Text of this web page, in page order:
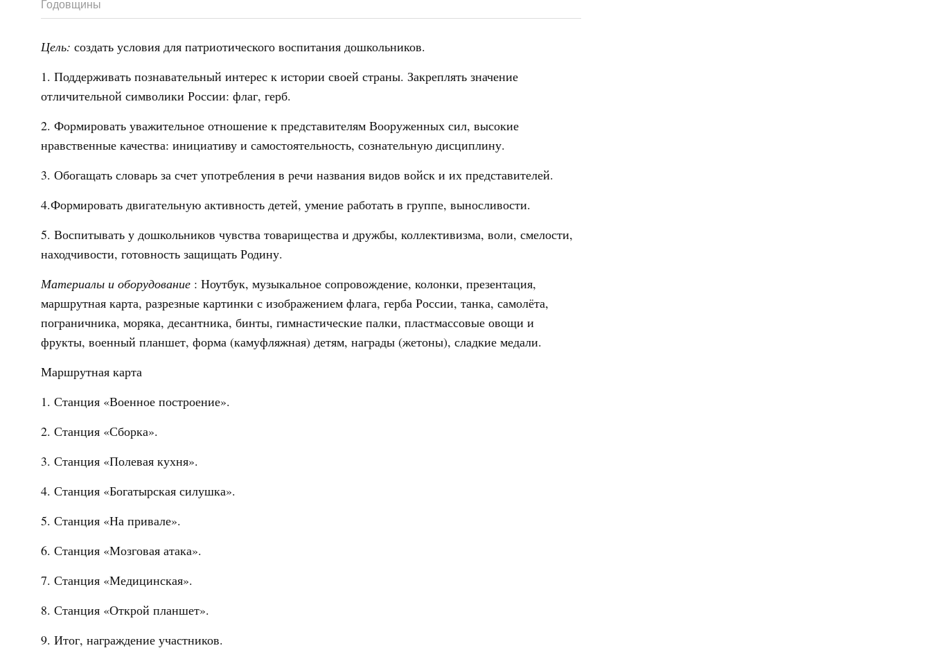
Годовщины
Цель: создать условия для патриотического воспитания дошкольников.
1. Поддерживать познавательный интерес к истории своей страны. Закреплять значение
отличительной символики России: флаг, герб.
2. Формировать уважительное отношение к представителям Вооруженных сил, высокие
нравственные качества: инициативу и самостоятельность, сознательную дисциплину.
3. Обогащать словарь за счет употребления в речи названия видов войск и их представителей.
4.Формировать двигательную активность детей, умение работать в группе, выносливости.
5. Воспитывать у дошкольников чувства товарищества и дружбы, коллективизма, воли, смелости,
находчивости, готовность защищать Родину.
Материалы и оборудование : Ноутбук, музыкальное сопровождение, колонки, презентация,
маршрутная карта, разрезные картинки с изображением флага, герба России, танка, самолёта,
пограничника, моряка, десантника, бинты, гимнастические палки, пластмассовые овощи и
фрукты, военный планшет, форма (камуфляжная) детям, награды (жетоны), сладкие медали.
Маршрутная карта
1. Станция «Военное построение».
2. Станция «Сборка».
3. Станция «Полевая кухня».
4. Станция «Богатырская силушка».
5. Станция «На привале».
6. Станция «Мозговая атака».
7. Станция «Медицинская».
8. Станция «Открой планшет».
9. Итог, награждение участников.